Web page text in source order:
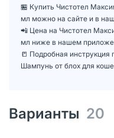
🏪 Купить Чистотел
мл можно на сайте и в
📲 Цена на Чистотел
мл ниже в нашем
📒 Подробная
Шампунь от блох для
Варианты 20